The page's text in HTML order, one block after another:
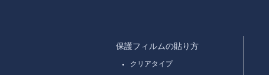
保護フィルムの貼り方
クリアタイプ